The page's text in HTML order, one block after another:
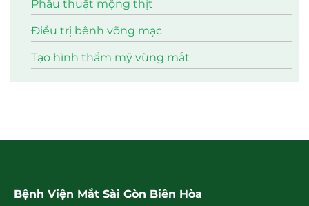
Phẫu thuật mộng thịt
Điều trị bênh võng mạc
Tạo hình thẩm mỹ vùng mắt
Bệnh Viện Mắt Sài Gòn Biên Hòa